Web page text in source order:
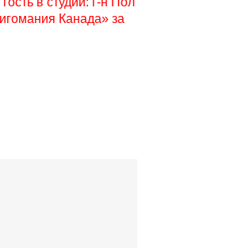
Канада» за